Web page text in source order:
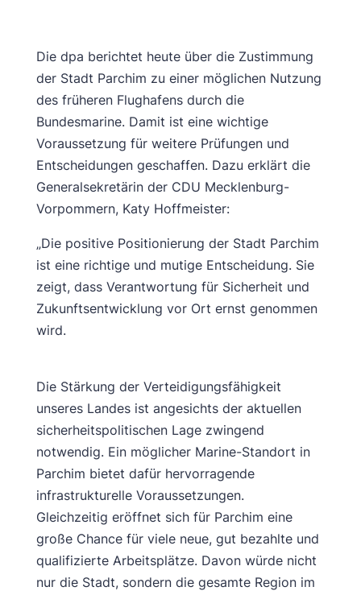
Die dpa berichtet heute über die Zustimmung
der Stadt Parchim zu einer möglichen Nutzung
des früheren Flughafens durch die
Bundesmarine. Damit ist eine wichtige
Voraussetzung für weitere Prüfungen und
Entscheidungen geschaffen. Dazu erklärt die
Generalsekretärin der CDU Mecklenburg-
Vorpommern, Katy Hoffmeister:
„Die positive Positionierung der Stadt Parchim
ist eine richtige und mutige Entscheidung. Sie
zeigt, dass Verantwortung für Sicherheit und
Zukunftsentwicklung vor Ort ernst genommen
wird.
Die Stärkung der Verteidigungsfähigkeit
unseres Landes ist angesichts der aktuellen
sicherheitspolitischen Lage zwingend
notwendig. Ein möglicher Marine-Standort in
Parchim bietet dafür hervorragende
infrastrukturelle Voraussetzungen.
Gleichzeitig eröffnet sich für Parchim eine
große Chance für viele neue, gut bezahlte und
qualifizierte Arbeitsplätze. Davon würde nicht
nur die Stadt, sondern die gesamte Region im